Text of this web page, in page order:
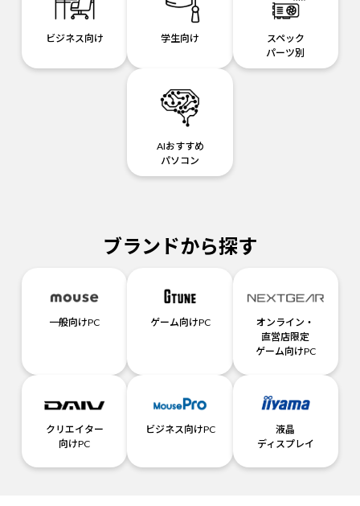
ビジネス向け 学生向け
スペック
パーツ別
AIおすすめ
パソコン
ブランドから探す
一般向けPC ゲーム向けPC
オンライン・
直営店限定
ゲーム向けPC
クリエイター
向けPC
ビジネス向けPC
液晶
ディスプレイ